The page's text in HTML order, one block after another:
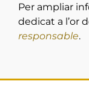
Per ampliar
dedicat a l’or
responsable.